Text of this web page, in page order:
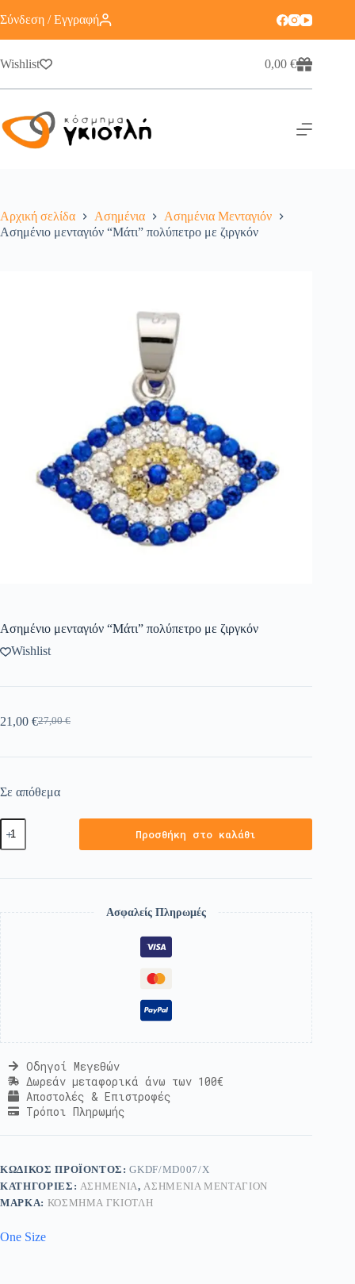
Σύνδεση / Εγγραφή
Wishlist 0,00€
Αρχική σελίδα Ασημένια
Ασημένια Μενταγιόν
Ασημένιο μενταγιόν “Μάτι” πολύπετρο με ζιργκόν
Ασημένιο μενταγιόν “Μάτι” πολύπετρο με ζιργκόν
Wishlist
27,00€
21,00 €
Σε απόθεμα
Προσθήκη στο καλάθι
Ασφαλείς Πληρωμές
Οδηγοί Μεγεθών
Δωρεάν μεταφορικά άνω των 100€
Αποστολές & Επιστροφές
Τρόποι Πληρωμής
ΚΩΔΙΚΌΣ ΠΡΟΪΌΝΤΟΣ:GKDF/MD007/X
ΚΑΤΗΓΟΡΊΕΣ: ΑΣΗΜΈΝΙΑ, ΑΣΗΜΈΝΙΑ ΜΕΝΤΑΓΙΌΝ
ΜΆΡΚΑ: ΚΟΣΜΗΜΑ ΓΚΙΟΤΛΗ
One Size